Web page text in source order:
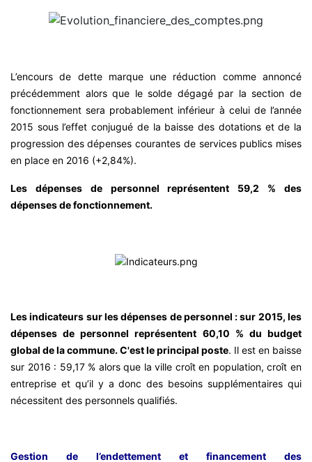
L’encours de dette marque une réduction comme annoncé
précédemment alors que le solde dégagé par la section de
fonctionnement sera probablement inférieur à celui de l’année
2015 sous l’effet conjugué de la baisse des dotations et de la
progression des dépenses courantes de services publics mises
en place en 2016 (+2,84%).
Les dépenses de personnel représentent 59,2 % des
dépenses de fonctionnement.
Les indicateurs sur les dépenses de personnel : sur 2015, les
dépenses de personnel représentent 60,10 % du budget
global de la commune. C'est le principal poste. Il est en baisse
sur 2016 : 59,17 % alors que la ville croît en population, croît en
entreprise et qu’il y a donc des besoins supplémentaires qui
nécessitent des personnels qualifiés.
Gestion de l’endettement et financement des